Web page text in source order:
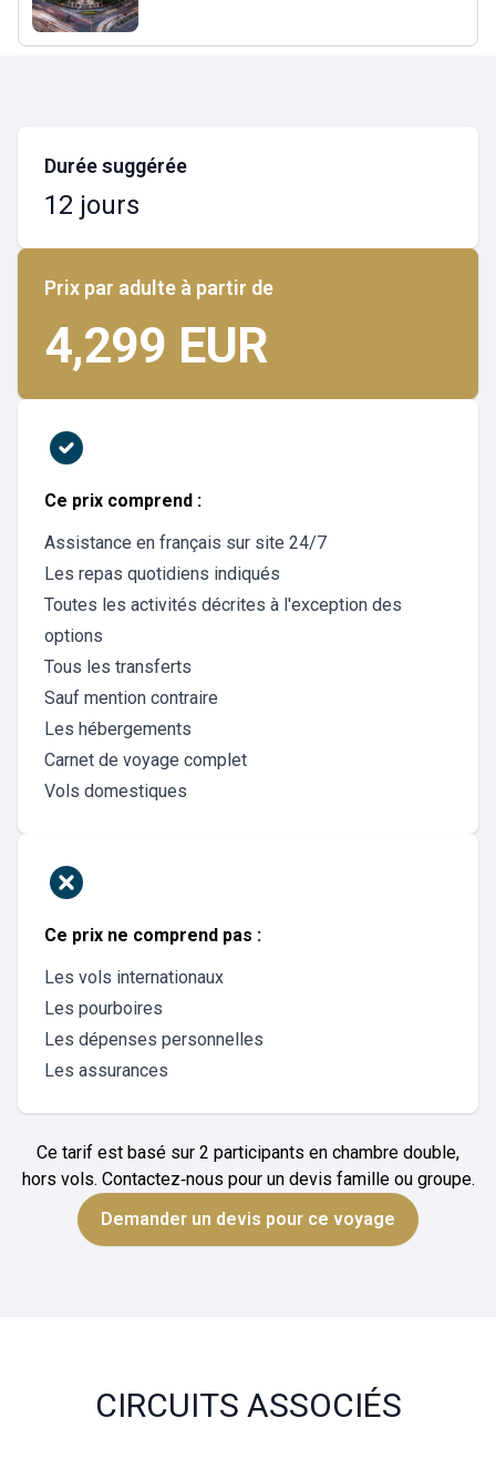
Durée suggérée
12 jours
Prix par adulte à partir de
4,299 EUR
Ce prix comprend :
Assistance en français sur site 24/7
Les repas quotidiens indiqués
Toutes les activités décrites à l'exception des
options
Tous les transferts
Sauf mention contraire
Les hébergements
Carnet de voyage complet
Vols domestiques
Ce prix ne comprend pas :
Les vols internationaux
Les pourboires
Les dépenses personnelles
Les assurances
Ce tarif est basé sur 2 participants en chambre double,
hors vols. Contactez‑nous pour un devis famille ou groupe.
Demander un devis pour ce voyage
CIRCUITS ASSOCIÉS